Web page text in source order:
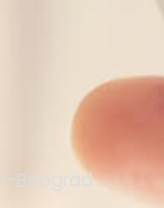
Beograd